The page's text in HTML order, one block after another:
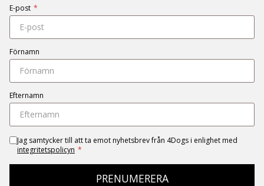
E-post *
Förnamn
Efternamn
Jag samtycker till att ta emot nyhetsbrev från 4Dogs i enlighet med
integritetspolicyn *
PRENUMERERA